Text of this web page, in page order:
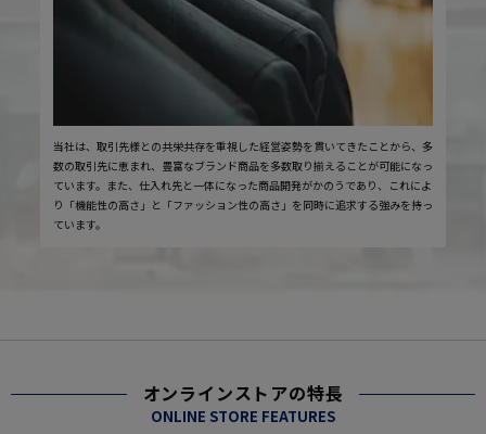
当社は、取引先様との共栄共存を重視した経営姿勢を貫いてきたことから、多
数の取引先に恵まれ、豊富なブランド商品を多数取り揃えることが可能になっ
ています。また、仕入れ先と一体になった商品開発がかのうであり、これによ
り「機能性の高さ」と「ファッション性の高さ」を同時に追求する強みを持っ
ています。
オンラインストアの特長
ONLINE STORE FEATURES